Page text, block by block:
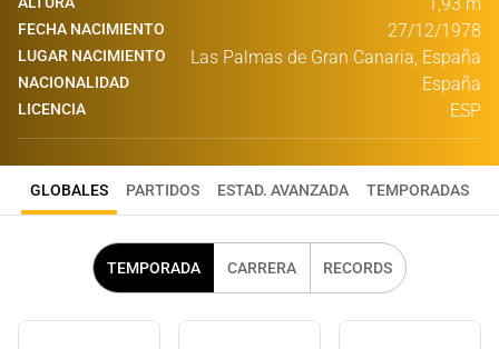
FECHA NACIMIENTO 27/12/1978
LUGAR NACIMIENTO Las Palmas de Gran Canaria, España
NACIONALIDAD España
LICENCIA ESP
GLOBALES PARTIDOS ESTAD. AVANZADA TEMPORADAS
TEMPORADA CARRERA RECORDS